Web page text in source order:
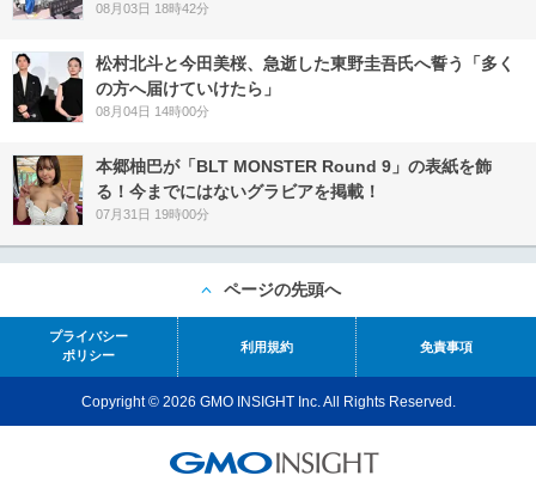
08月03日 18時42分
松村北斗と今田美桜、急逝した東野圭吾氏へ誓う「多く
の方へ届けていけたら」
08月04日 14時00分
本郷柚巴が「BLT MONSTER Round 9」の表紙を飾
る！今までにはないグラビアを掲載！
07月31日 19時00分
ページの先頭へ
プライバシー
ポリシー
利用規約 免責事項
Copyright © 2026 GMO INSIGHT Inc. All Rights Reserved.